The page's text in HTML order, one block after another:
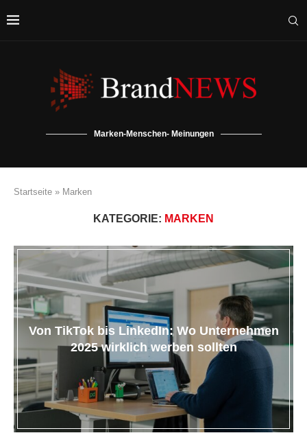
Marken-Menschen- Meinungen
Startseite » Marken
KATEGORIE: MARKEN
Von TikTok bis LinkedIn: Wo Unternehmen
2025 wirklich werben sollten